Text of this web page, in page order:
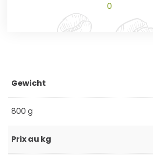
0
Gewicht
800 g
Prix au kg